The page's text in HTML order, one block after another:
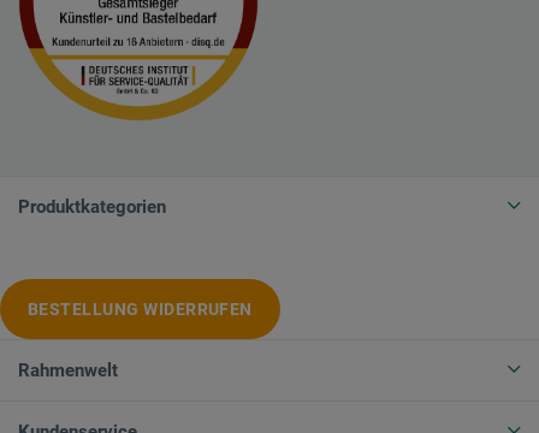
Produktkategorien
BESTELLUNG WIDERRUFEN
Rahmenwelt